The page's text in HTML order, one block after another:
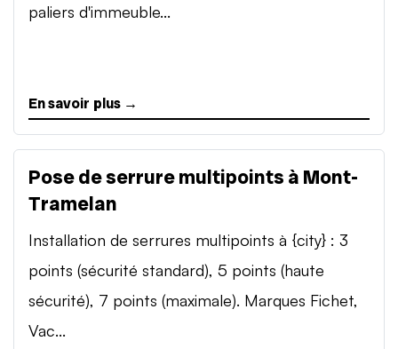
paliers d'immeuble...
En savoir plus →
Pose de serrure multipoints à Mont-
Tramelan
Installation de serrures multipoints à {city} : 3
points (sécurité standard), 5 points (haute
sécurité), 7 points (maximale). Marques Fichet,
Vac...